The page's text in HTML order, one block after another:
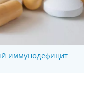
иммунодефицит